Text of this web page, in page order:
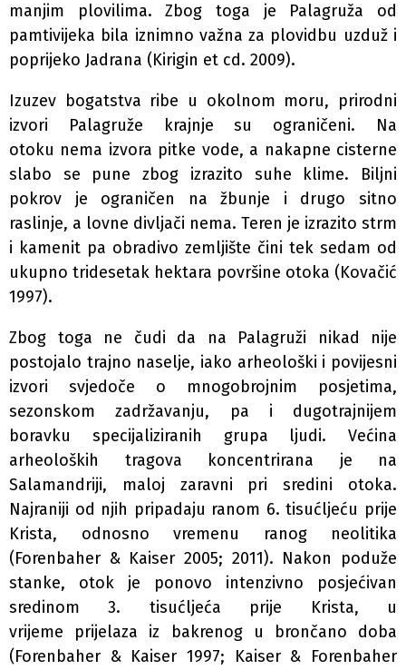
manjim plovilima. Zbog toga je Palagruža od
pamtivijeka bila iznimno važna za plovidbu uzduž i
poprijeko Jadrana (Kirigin et cd. 2009).
Izuzev bogatstva ribe u okolnom moru, prirodni
izvori Palagruže krajnje su ograničeni. Na
otoku nema izvora pitke vode, a nakapne cisterne
slabo se pune zbog izrazito suhe klime. Biljni
pokrov je ograničen na žbunje i drugo sitno
raslinje, a lovne divljači nema. Teren je izrazito strm
i kamenit pa obradivo zemljište čini tek sedam od
ukupno tridesetak hektara površine otoka (Kovačić
1997).
Zbog toga ne čudi da na Palagruži nikad nije
postojalo trajno naselje, iako arheološki i povijesni
izvori svjedoče o mnogobrojnim posjetima,
sezonskom zadržavanju, pa i dugotrajnijem
boravku specijaliziranih grupa ljudi. Većina
arheoloških tragova koncentrirana je na
Salamandriji, maloj zaravni pri sredini otoka.
Najraniji od njih pripadaju ranom 6. tisućljeću prije
Krista, odnosno vremenu ranog neolitika
(Forenbaher & Kaiser 2005; 2011). Nakon poduže
stanke, otok je ponovo intenzivno posjećivan
sredinom 3. tisućljeća prije Krista, u
vrijeme prijelaza iz bakrenog u brončano doba
(Forenbaher & Kaiser 1997; Kaiser & Forenbaher